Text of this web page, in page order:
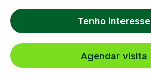
Tenho interesse
Agendar visita